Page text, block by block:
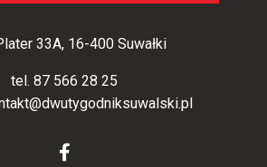
33A, 16-400 Suwałki
tel. 87 566 28 25